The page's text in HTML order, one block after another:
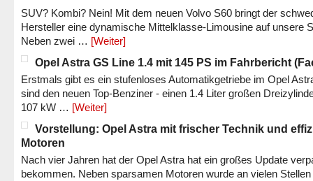
SUV? Kombi? Nein! Mit dem neuen Volvo S60 bringt der
Hersteller eine dynamische Mittelklasse-Limousine auf unsere
Neben zwei … [Weiter]
Opel Astra GS Line 1.4 mit 145 PS im Fahrbericht
Erstmals gibt es ein stufenloses Automatikgetriebe im Opel
sind den neuen Top-Benziner - einen 1.4 Liter großen
107 kW … [Weiter]
Vorstellung: Opel Astra mit frischer Technik und
Motoren
Nach vier Jahren hat der Opel Astra hat ein großes Update
bekommen. Neben sparsamen Motoren wurde an vielen Stellen